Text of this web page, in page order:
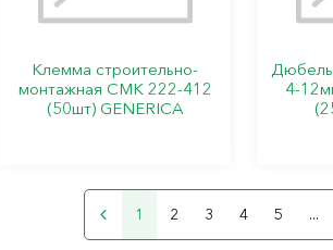
Клемма строительно-
монтажная СМК 222-412
(50шт) GENERICA
4-
1 2 3 4 5 ...